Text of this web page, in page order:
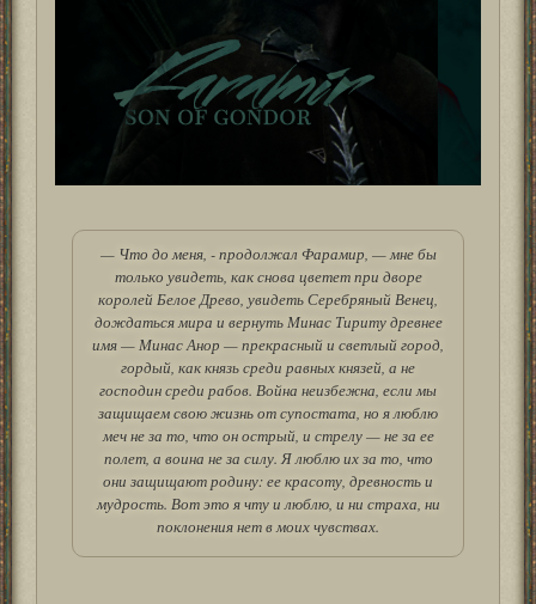
— Что до меня, - продолжал Фарамир, — мне бы
только увидеть, как снова цветет при дворе
королей Белое Древо, увидеть Серебряный Венец,
дождаться мира и вернуть Минас Тириту древнее
имя — Минас Анор — прекрасный и светлый город,
гордый, как князь среди равных князей, а не
господин среди рабов. Война неизбежна, если мы
защищаем свою жизнь от супостата, но я люблю
меч не за то, что он острый, и стрелу — не за ее
полет, а воина не за силу. Я люблю их за то, что
они защищают родину: ее красоту, древность и
мудрость. Вот это я чту и люблю, и ни страха, ни
поклонения нет в моих чувствах.